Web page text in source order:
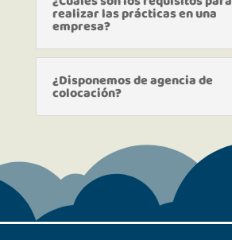
realizar las prácticas en una
empresa?
¿Disponemos de agencia de
colocación?